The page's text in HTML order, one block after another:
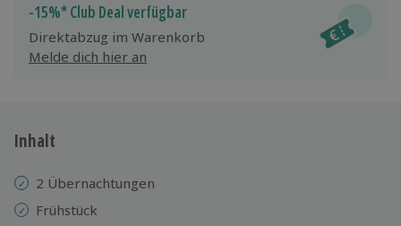
Jeder Gutschein für alle Erlebnisse einlösbar.
Maximale Sicherheit
10 Jahre gültig & verlängerbar.
-15%* Club Deal verfügbar
Direktabzug im Warenkorb
Melde dich hier an
Inhalt
2 Übernachtungen
Frühstück